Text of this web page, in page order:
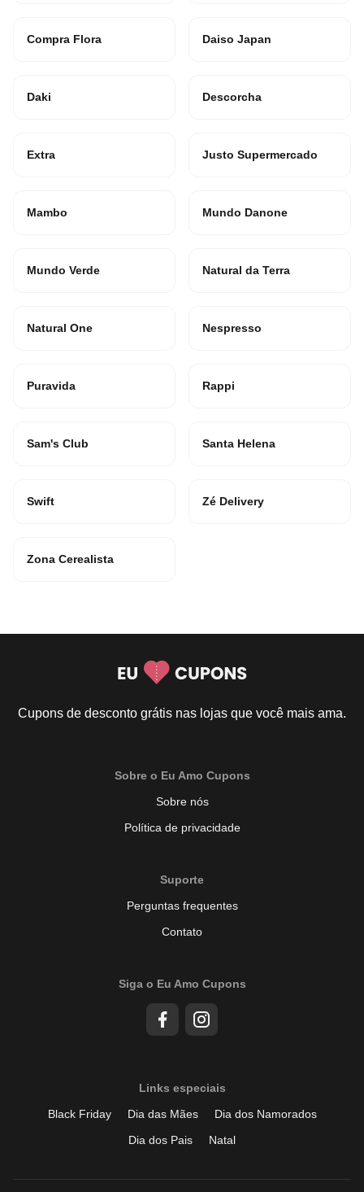
Compra Flora Daiso Japan
Daki Descorcha
Extra Justo Supermercado
Mambo Mundo Danone
Mundo Verde Natural da Terra
Natural One Nespresso
Puravida Rappi
Sam's Club Santa Helena
Swift Zé Delivery
Zona Cerealista
Cupons de desconto grátis nas lojas que você mais ama.
Sobre o Eu Amo Cupons
Sobre nós
Política de privacidade
Suporte
Perguntas frequentes
Contato
Siga o Eu Amo Cupons
Links especiais
Black Friday
Dia das Mães
Dia dos Namorados
Dia dos Pais
Natal